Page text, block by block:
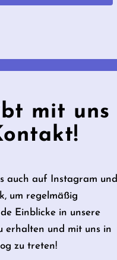
mit uns
auch auf Instagram und
um regelmäßig
Einblicke in unsere
erhalten und mit uns in
zu treten!